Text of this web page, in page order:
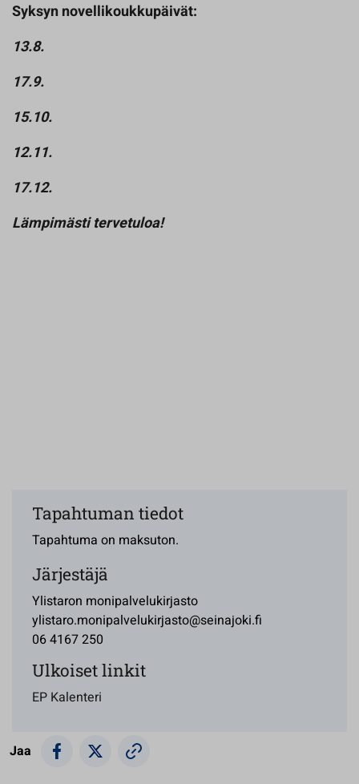
Syksyn novellikoukkupäivät:
13.8.
17.9.
15.10.
12.11.
17.12.
Lämpimästi tervetuloa!
Tapahtuman tiedot
Tapahtuma on maksuton.
Järjestäjä
Ylistaron monipalvelukirjasto
ylistaro.monipalvelukirjasto@seinajoki.fi
06 4167 250
Ulkoiset linkit
EP Kalenteri
Jaa